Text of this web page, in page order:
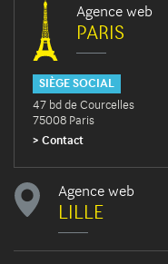
Agence web
PARIS
SIÈGE SOCIAL
47 bd de Courcelles
75008 Paris
Contact
Agence web
LILLE